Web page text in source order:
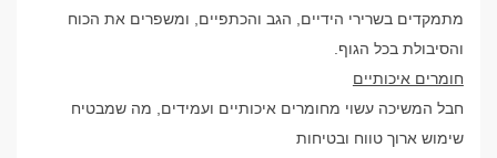
מתמקדים בשרירי הידיים, הגב והכתפיים, ומשפרים את הכוח
והסיבולת בכל הגוף.
חומרים איכותיים
חבל המשיכה עשוי מחומרים איכותיים ועמידים, מה שמבטיח
שימוש ארוך טווח ובטיחות